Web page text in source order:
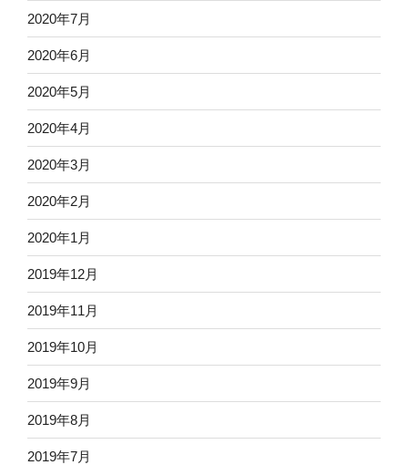
2020年7月
2020年6月
2020年5月
2020年4月
2020年3月
2020年2月
2020年1月
2019年12月
2019年11月
2019年10月
2019年9月
2019年8月
2019年7月